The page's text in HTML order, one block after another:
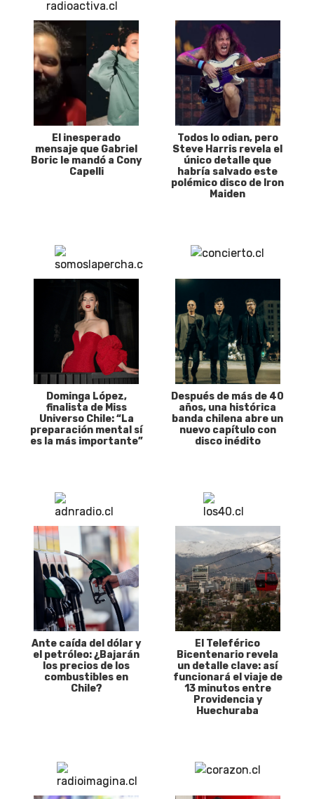
El inesperado
mensaje que Gabriel
Boric le mandó a Cony
Capelli
Todos lo odian, pero
Steve Harris revela el
único detalle que
habría salvado este
polémico disco de Iron
Maiden
Dominga López,
finalista de Miss
Universo Chile: “La
preparación mental sí
es la más importante”
Después de más de 40
años, una histórica
banda chilena abre un
nuevo capítulo con
disco inédito
Ante caída del dólar y
el petróleo: ¿Bajarán
los precios de los
combustibles en
Chile?
El Teleférico
Bicentenario revela
un detalle clave: así
funcionará el viaje de
13 minutos entre
Providencia y
Huechuraba